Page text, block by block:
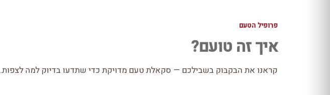
פרופיל הטעם
איך זה טועם?
קראנו את הבקבוק בשבילכם — סקאלת טעם מדויקת כדי שתדעו בדיוק למה לצפות.